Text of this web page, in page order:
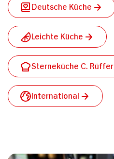
Deutsche Küche
Leichte Küche
Sterneküche C. Rüffer
International